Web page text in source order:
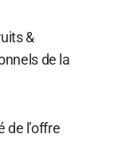
&
de la
de l’offre